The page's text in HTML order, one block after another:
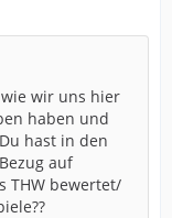
wir uns hier
haben und
hast in den
auf
THW bewertet/